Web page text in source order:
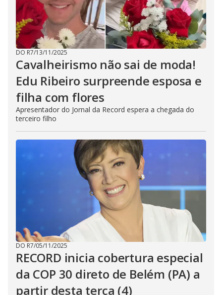
DO R7/13/11/2025
Cavalheirismo não sai de moda!
Edu Ribeiro surpreende esposa e
filha com flores
Apresentador do Jornal da Record espera a chegada do
terceiro filho
DO R7/05/11/2025
RECORD inicia cobertura especial
da COP 30 direto de Belém (PA) a
partir desta terça (4)